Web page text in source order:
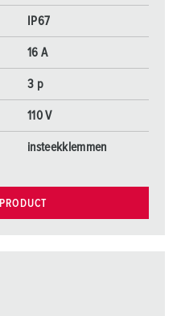
IP67
16 A
3 p
110 V
insteekklemmen